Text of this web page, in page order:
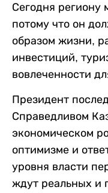
Сегодня региону
потому что он
образом жизни,
инвестиций,
вовлеченности
Президент
Справедливом
экономическом
оптимизме и
уровня власти
ждут реальных и